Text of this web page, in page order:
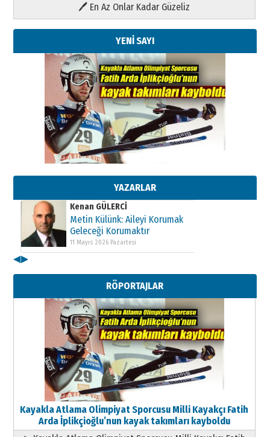
🖊 En Az Onlar Kadar Güzeliz
YENİ SAYI
YAZARLAR
Kenan GÜLERCİ
Metin Külünk: Aileyi Korumak
Geleceği Korumaktır
11 Mayıs 2026 Pazartesi
Kenan GÜLERCİ
Metin Külünk: Aileyi Korumak
Geleceği Korumaktır
11 Mayıs 2026 Pazartesi
Metin Külünk: Aileyi Korumak
Geleceği Korumaktır
11 Mayıs 2026 Pazartesi
◀▶
RÖPORTAJLAR
Kayakla Atlama Olimpiyat Sporcusu Milli Kayakçı Fatih
Arda İplikçioğlu’nun kayak takımları kayboldu